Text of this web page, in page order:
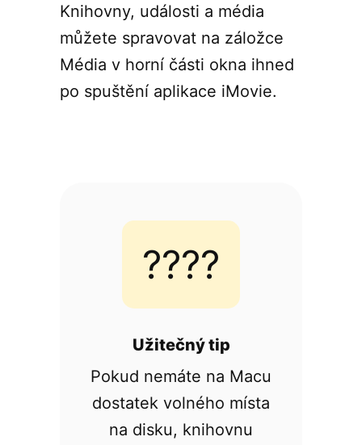
Knihovny, události a média
můžete spravovat na záložce
Média v horní části okna ihned
po spuštění aplikace iMovie.
????
Užitečný tip
Pokud nemáte na Macu
dostatek volného místa
na disku, knihovnu